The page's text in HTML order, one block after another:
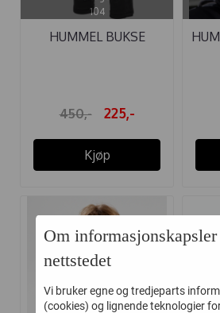
104
HUMMEL BUKSE
450,- 225,-
Kjøp
-50%
Om informasjonskapsler
nettstedet
Vi bruker egne og tredjeparts
(cookies) og lignende teknologier